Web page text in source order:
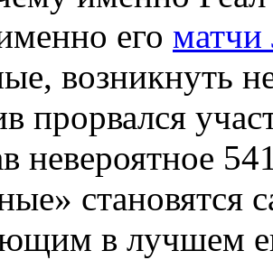
его
возникнуть
прорвался
невероятное
в лучшем